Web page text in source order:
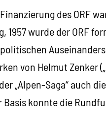
des ORF
1957 wurde der ORF
von Helmut Zenker
„Alpen-Saga“ auch
Basis konnte die